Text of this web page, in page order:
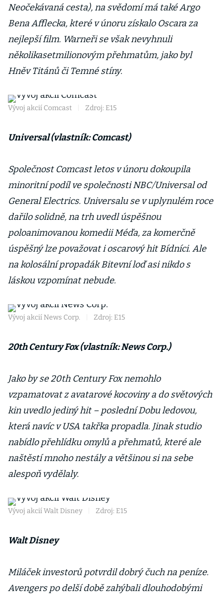
Neočekávaná cesta), na svědomí má také Argo
Bena Afflecka, které v únoru získalo Oscara za
nejlepší film. Warneři se však nevyhnuli
několikasetmilionovým přehmatům, jako byl
Hněv Titánů či Temné stíny.
Vývoj akcií Comcast Zdroj: E15
Universal (vlastník: Comcast)
Společnost Comcast letos v únoru dokoupila
minoritní podíl ve společnosti NBC/Universal od
General Electrics. Universalu se v uplynulém roce
dařilo solidně, na trh uvedl úspěšnou
poloanimovanou komedii Méďa, za komerčně
úspěšný lze považovat i oscarový hit Bídníci. Ale
na kolosální propadák Bitevní loď asi nikdo s
láskou vzpomínat nebude.
Vývoj akcií News Corp. Zdroj: E15
20th Century Fox (vlastník: News Corp.)
Jako by se 20th Century Fox nemohlo
vzpamatovat z avatarové kocoviny a do světových
kin uvedlo jediný hit – poslední Dobu ledovou,
která navíc v USA takřka propadla. Jinak studio
nabídlo přehlídku omylů a přehmatů, které ale
naštěstí mnoho nestály a většinou si na sebe
alespoň vydělaly.
Vývoj akcií Walt Disney Zdroj: E15
Walt Disney
Miláček investorů potvrdil dobrý čuch na peníze.
Avengers po delší době zahýbali dlouhodobými